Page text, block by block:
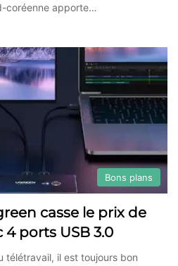
coréenne apporte…
Bons plans
casse le prix de
ports USB 3.0
télétravail, il est toujours bon